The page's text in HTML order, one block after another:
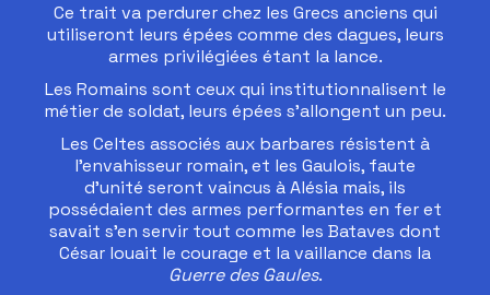
Ce trait va perdurer chez les Grecs anciens qui
utiliseront leurs épées comme des dagues, leurs
armes privilégiées étant la lance.
Les Romains sont ceux qui institutionnalisent le
métier de soldat, leurs épées s’allongent un peu.
Les Celtes associés aux barbares résistent à
l’envahisseur romain, et les Gaulois, faute
d’unité seront vaincus à Alésia mais, ils
possédaient des armes performantes en fer et
savait s’en servir tout comme les Bataves dont
César louait le courage et la vaillance dans la
Guerre des Gaules.